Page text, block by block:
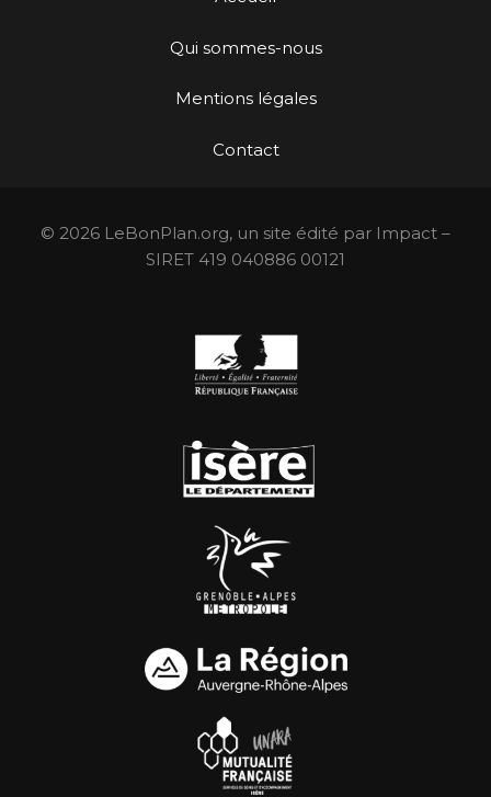
Qui sommes-nous
Mentions légales
Contact
© 2026 LeBonPlan.org, un site édité par Impact –
SIRET 419 040886 00121